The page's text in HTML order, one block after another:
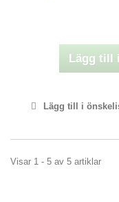
Lägg till
Lägg till i
Visar 1 - 5 av 5 artiklar